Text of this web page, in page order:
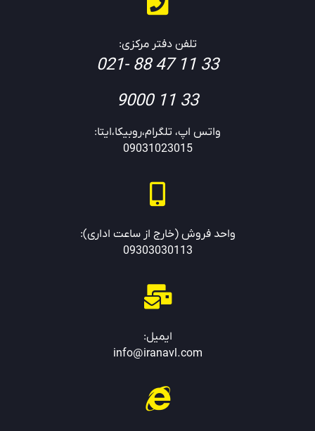
تلفن دفتر مرکزی:
33 11 47 88 -021
33 11 9000
واتس اپ، تلگرام،روبیکا،ایتا:
09031023015
واحد فروش (خارج از ساعت اداری):
09303030113
ایمیل:
info@iranavl.com